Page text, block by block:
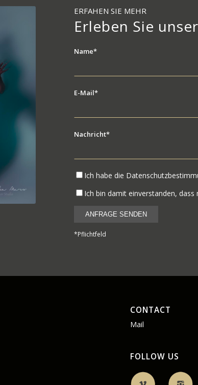
ERFAHEN SIE MEHR
Erleben Sie
Name*
E-Mail*
Nachricht*
Ich habe die
Ich bin damit einverstanden,
*Pflichtfeld
CONTACT
Mail
FOLLOW US